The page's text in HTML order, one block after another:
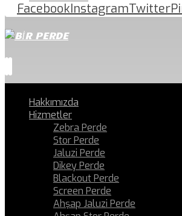
FacebookInstagramTwitter
Hakkımızda
Hizmetler
Zebra Perde
Stor Perde
Jaluzi Perde
Dikey Perde
Blackout Perde
Screen Perde
Ahşap Jaluzi Perde